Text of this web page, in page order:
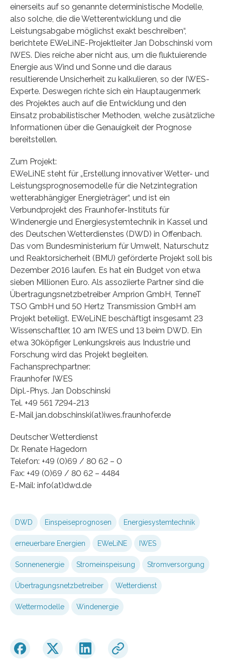
einerseits auf so genannte deterministische Modelle,
also solche, die die Wetterentwicklung und die
Leistungsabgabe möglichst exakt beschreiben“,
berichtete EWeLiNE-Projektleiter Jan Dobschinski vom
IWES. Dies reiche aber nicht aus, um die fluktuierende
Energie aus Wind und Sonne und die daraus
resultierende Unsicherheit zu kalkulieren, so der IWES-
Experte. Deswegen richte sich ein Hauptaugenmerk
des Projektes auch auf die Entwicklung und den
Einsatz probabilistischer Methoden, welche zusätzliche
Informationen über die Genauigkeit der Prognose
bereitstellen.
Zum Projekt:
EWeLiNE steht für „Erstellung innovativer Wetter- und
Leistungsprognosemodelle für die Netzintegration
wetterabhängiger Energieträger“, und ist ein
Verbundprojekt des Fraunhofer-Instituts für
Windenergie und Energiesystemtechnik in Kassel und
des Deutschen Wetterdienstes (DWD) in Offenbach.
Das vom Bundesministerium für Umwelt, Naturschutz
und Reaktorsicherheit (BMU) geförderte Projekt soll bis
Dezember 2016 laufen. Es hat ein Budget von etwa
sieben Millionen Euro. Als assoziierte Partner sind die
Übertragungsnetzbetreiber Amprion GmbH, TenneT
TSO GmbH und 50 Hertz Transmission GmbH am
Projekt beteiligt. EWeLiNE beschäftigt insgesamt 23
Wissenschaftler, 10 am IWES und 13 beim DWD. Ein
etwa 30köpfiger Lenkungskreis aus Industrie und
Forschung wird das Projekt begleiten.
Fachansprechpartner:
Fraunhofer IWES
Dipl.-Phys. Jan Dobschinski
Tel. +49 561 7294-213
E-Mail jan.dobschinski(at)iwes.fraunhofer.de
Deutscher Wetterdienst
Dr. Renate Hagedorn
Telefon: +49 (0)69 / 80 62 – 0
Fax: +49 (0)69 / 80 62 – 4484
E-Mail: info(at)dwd.de
DWD Einspeiseprognosen Energiesystemtechnik
erneuerbare Energien EWeLiNE IWES
Sonnenenergie Stromeinspeisung Stromversorgung
Übertragungsnetzbetreiber Wetterdienst
Wettermodelle Windenergie